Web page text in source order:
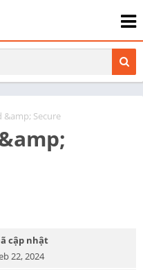
&amp; Secure
cập nhật
22, 2024